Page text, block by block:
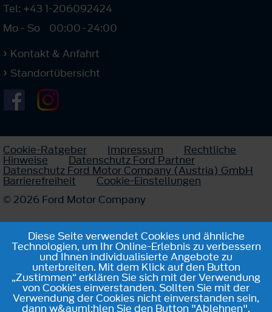
Tel: +43 1-206092424
Mo - So
00:00-24:00
Kontakt & Anfahrt
Standortübersicht
Cookie-Ratgeber Impressum Rechtliche
Hinweise Datenschutz Ford Partner
Datenschutz Ford Motor Company (Austria) GmbH
Barrierefreiheit
Cookie-Einstellungen
© 2026 Ford Motor Company
Diese Seite verwendet Cookies und ähnliche
Technologien, um Ihr Online-Erlebnis zu verbessern
und Ihnen individualisierte Angebote zu
unterbreiten. Mit dem Klick auf den Button
„Zustimmen“ erklären Sie sich mit der Verwendung
von Cookies einverstanden. Sollten Sie mit der
Verwendung der Cookies nicht einverstanden sein,
dann w&auml;hlen Sie den Button "Ablehnen".